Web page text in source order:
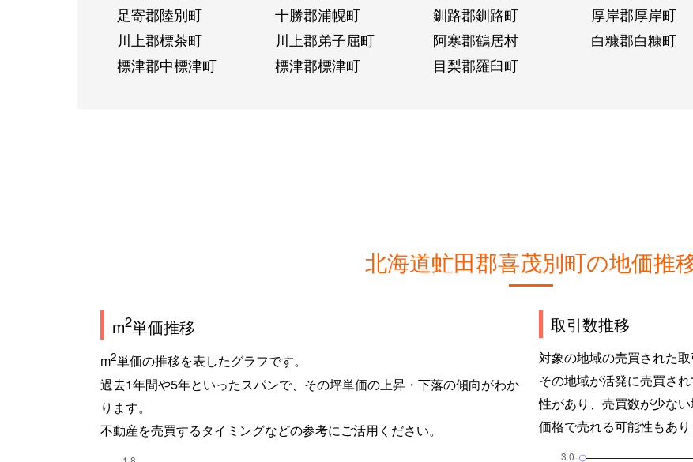
足寄郡陸別町
十勝郡浦幌町 釧路郡釧路町 厚岸郡厚岸町
川上郡標茶町
川上郡弟子屈町 阿寒郡鶴居村 白糠郡白糠町
標津郡中標津町
標津郡標津町 目梨郡羅臼町
北海道虻田郡喜茂別町の地価推
m2単価推移
m2単価の推移を表したグラフです。
過去1年間や5年といったスパンで、その坪単価の上昇・下落の傾向がわか
ります。
不動産を売買するタイミングなどの参考にご活用ください。
取引数推移
対象の地域の売買された
その地域が活発に売買さ
性があり、売買数が少な
価格で売れる可能性もあり